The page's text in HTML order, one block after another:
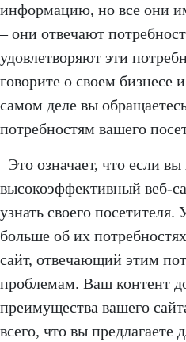
информацию, но все они
– они отвечают
удовлетворяют эти
говорите о своем бизнесе
самом деле вы
потребностям вашего
Это означает, что если вы
высокоэффективный веб-
узнать своего
больше об их
сайт, отвечающий этим
проблемам. Ваш контент
преимущества вашего
всего, что вы предлагаете